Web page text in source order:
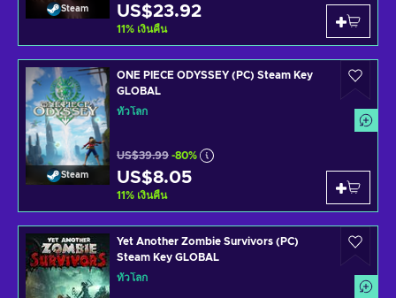
Steam US$23.92
11% เงินคืน
Steam
ONE PIECE ODYSSEY (PC) Steam Key
GLOBAL
ทั่วโลก
US$39.99 -80%
US$8.05
11% เงินคืน
Yet Another Zombie Survivors (PC)
Steam Key GLOBAL
ทั่วโลก